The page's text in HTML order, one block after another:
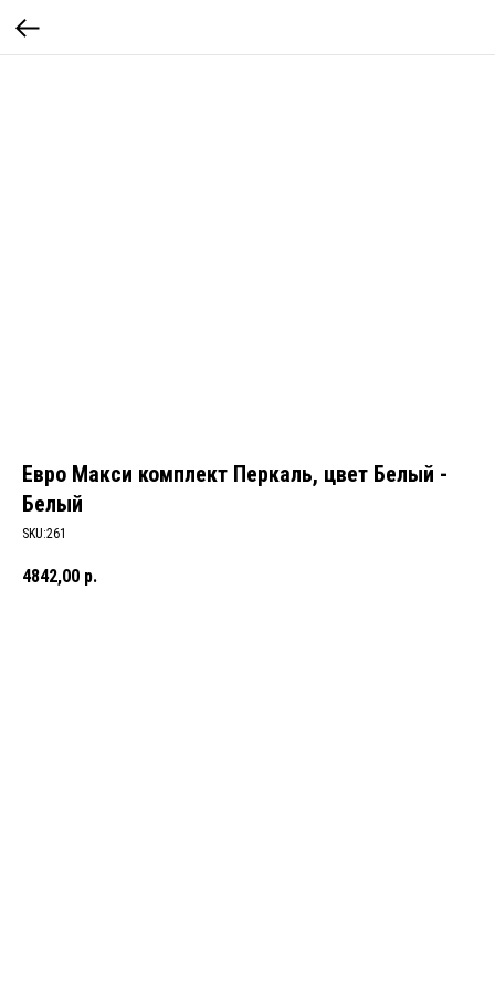
Евро Макси комплект Перкаль, цвет Белый -
Белый
SKU:261
4842,00 р.